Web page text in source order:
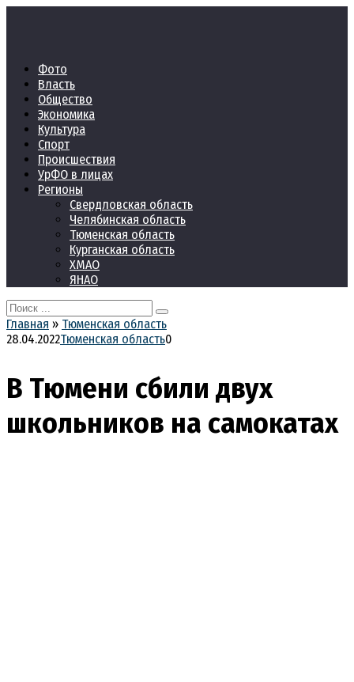
Фото
Власть
Общество
Экономика
Культура
Спорт
Происшествия
УрФО в лицах
Регионы
Свердловская область
Челябинская область
Тюменская область
Курганская область
ХМАО
ЯНАО
Search
for:
Главная » Тюменская область
28.04.2022Тюменская область0
В Тюмени сбили двух
школьников на самокатах